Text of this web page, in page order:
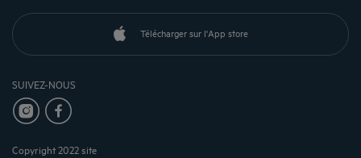
Télécharger sur l'App store
SUIVEZ-NOUS
Copyright 2022 site